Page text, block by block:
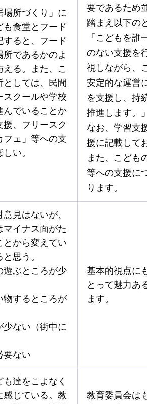
場所づくり」に
も食堂とフード
すると、フード
所であるかのよ
える。また、こ
としては、民間
スクールや学校
んでいることか
援、フリースク
フェ」等への支
い。
要であるため
踏まえ以下の
「こどもを誰
のない支援を
視しながら、
安定的な運営
を支援し、持
推進します。」
なお、学習支
援に記載して
また、こども
等への支援に
ります。
見はないが、
マイナス面がた
とから変えてい
思う。
遊ぶところが少
物するところが
少ない（街中に
要ない
基本的視点に
とって魅力あ
ます。
達をこよなく
感じている。教
教育委員会は